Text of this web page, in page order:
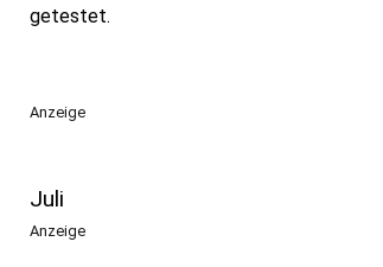
getestet.
Anzeige
Juli
Anzeige